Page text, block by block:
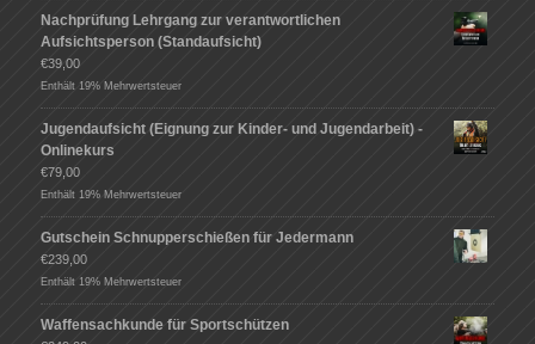
Nachprüfung Lehrgang zur verantwortlichen
Aufsichtsperson (Standaufsicht)
€39,00
Enthält 19% Mehrwertsteuer
Jugendaufsicht (Eignung zur Kinder- und Jugendarbeit) -
Onlinekurs
€79,00
Enthält 19% Mehrwertsteuer
Gutschein Schnupperschießen für Jedermann
€239,00
Enthält 19% Mehrwertsteuer
Waffensachkunde für Sportschützen